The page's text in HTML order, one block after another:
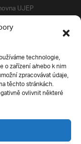
technologie,
o zařízení a/nebo k nim
zpracovávat údaje,
těchto stránkách.
ovlivnit některé
UJEP
menz
podpory